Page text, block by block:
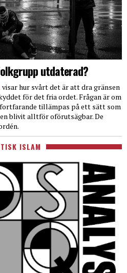
utdaterad?
visar hur svårt det är att dra gränsen
för det fria ordet. Frågan är om
tillämpas på ett sätt som
blivit alltför oförutsägbar. De
ISLAM